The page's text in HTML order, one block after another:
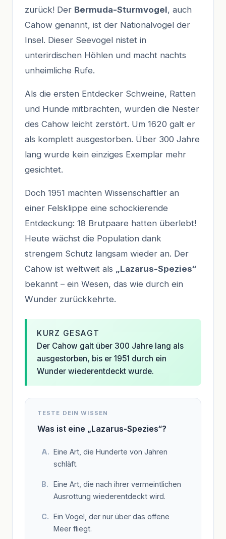
zurück! Der Bermuda-Sturmvogel, auch
Cahow genannt, ist der Nationalvogel der
Insel. Dieser Seevogel nistet in
unterirdischen Höhlen und macht nachts
unheimliche Rufe.
Als die ersten Entdecker Schweine, Ratten
und Hunde mitbrachten, wurden die Nester
des Cahow leicht zerstört. Um 1620 galt er
als komplett ausgestorben. Über 300 Jahre
lang wurde kein einziges Exemplar mehr
gesichtet.
Doch 1951 machten Wissenschaftler an
einer Felsklippe eine schockierende
Entdeckung: 18 Brutpaare hatten überlebt!
Heute wächst die Population dank
strengem Schutz langsam wieder an. Der
Cahow ist weltweit als „Lazarus-Spezies“
bekannt – ein Wesen, das wie durch ein
Wunder zurückkehrte.
KURZ GESAGT
Der Cahow galt über 300 Jahre lang als
ausgestorben, bis er 1951 durch ein
Wunder wiederentdeckt wurde.
TESTE DEIN WISSEN
Was ist eine „Lazarus-Spezies“?
Eine Art, die Hunderte von Jahren
schläft.
Eine Art, die nach ihrer vermeintlichen
Ausrottung wiederentdeckt wird.
Ein Vogel, der nur über das offene
Meer fliegt.